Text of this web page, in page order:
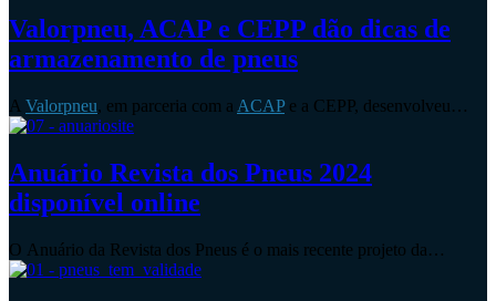
Valorpneu, ACAP e CEPP dão dicas de
armazenamento de pneus
A Valorpneu, em parceria com a ACAPe a CEPP, desenvolveu…
Anuário Revista dos Pneus 2024
disponível online
O Anuário da Revista dos Pneus é o mais recente projeto da…